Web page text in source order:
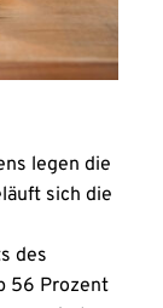
legen die
sich die
des
56 Prozent